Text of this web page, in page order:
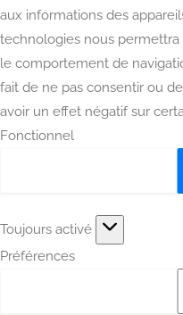
aux informations des
technologies nous
le comportement de
fait de ne pas consentir ou
avoir un effet négatif sur
Fonctionnel
Fonctionnel
Toujours activé
Préférences